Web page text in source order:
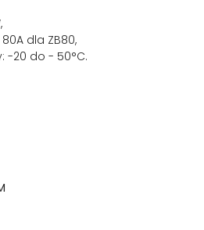
dla ZB80,
-20 do - 50°C.